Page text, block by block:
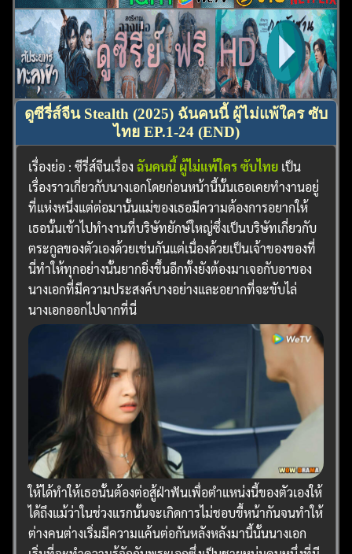
ดูซีรี่ส์จีน Stealth (2025) ฉันคนนี้ ผู้ไม่แพ้ใคร ซับ
ไทย EP.1-24 (END)
เรื่องย่อ : ซีรี่ส์จีนเรื่องฉันคนนี้ ผู้ไม่แพ้ใคร ซับไทย เป็น
เรื่องราวเกี่ยวกับนางเอกโดยก่อนหน้านี้นั้นเธอเคยทำงานอยู่
ที่แห่งหนึ่งแต่ต่อมานั้นแม่ของเธอมีความต้องการอยากให้
เธอนั้นเข้าไปทำงานที่บริษัทยักษ์ใหญ่ซึ่งเป็นบริษัทเกี่ยวกับ
ตระกูลของตัวเองด้วยเช่นกันแต่เนื่องด้วยเป็นเจ้าของของที่
นี่ทำให้ทุกอย่างนั้นยากยิ่งขึ้นอีกทั้งยังต้องมาเจอกับอาของ
นางเอกที่มีความประสงค์บางอย่างและอยากที่จะขับไล่
นางเอกออกไปจากที่นี่
ให้ได้ทำให้เธอนั้นต้องต่อสู้ฝ่าฟันเพื่อตำแหน่งนี้ของตัวเองให้
ได้ถึงแม้ว่าในช่วงแรกนั้นจะเกิดการไม่ชอบขี้หน้ากันจนทำให้
ต่างคนต่างเริ่มมีความแค้นต่อกันหลังหลังมานี้นั้นนางเอก